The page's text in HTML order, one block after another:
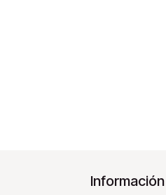
Información